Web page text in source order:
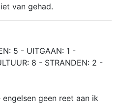
van gehad.
5 - UITGAAN: 1 -
8 - STRANDEN: 2 -
geen reet aan ik